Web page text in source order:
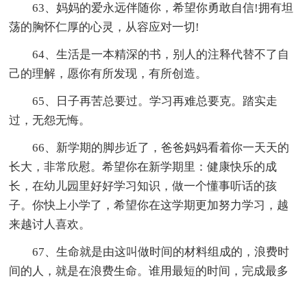
63、妈妈的爱永远伴随你，希望你勇敢自信!拥有坦
荡的胸怀仁厚的心灵，从容应对一切!
64、生活是一本精深的书，别人的注释代替不了自
己的理解，愿你有所发现，有所创造。
65、日子再苦总要过。学习再难总要克。踏实走
过，无怨无悔。
66、新学期的脚步近了，爸爸妈妈看着你一天天的
长大，非常欣慰。希望你在新学期里：健康快乐的成
长，在幼儿园里好好学习知识，做一个懂事听话的孩
子。你快上小学了，希望你在这学期更加努力学习，越
来越讨人喜欢。
67、生命就是由这叫做时间的材料组成的，浪费时
间的人，就是在浪费生命。谁用最短的时间，完成最多